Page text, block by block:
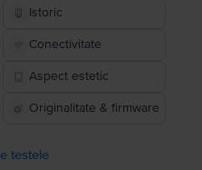
Istoric
Conectivitate
Aspect estetic
Originalitate & firmware
testele